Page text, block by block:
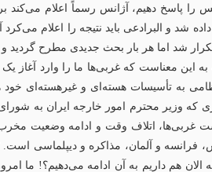
را پاسخ دهیم، آژانس رسماً اعلام
شد و البرادعی باید نتیجه را اعلام
تکرار شد اما هر بار بحث جدیدی مطرح
به تأسیسات هسته‌ای و غیرهسته‌ای
که وزیر محترم امور خارجه ایران به شورای
غربی‌ها، اتلاف وقت و ادامه وضعیت مخرب
هم داریم به آن ادامه می‌دهیم؟! ما